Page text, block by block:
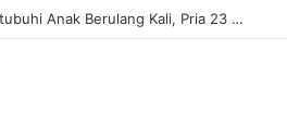
Diduga Cabuli dan Setubuhi Anak Berulang Kali, Pria 23 Tahun Ditangkap Polda Sumsel